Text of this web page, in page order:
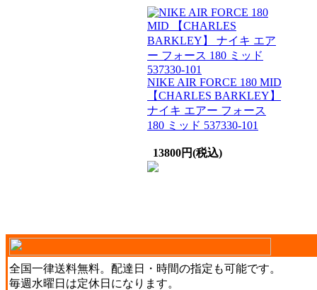
NIKE AIR FORCE 180 MID
【CHARLES BARKLEY】
ナイキ エアー フォース
180 ミッド 537330-101
13800円(税込)
全国一律送料無料。配達日・時間の指定も可能です。
毎週水曜日は定休日になります。